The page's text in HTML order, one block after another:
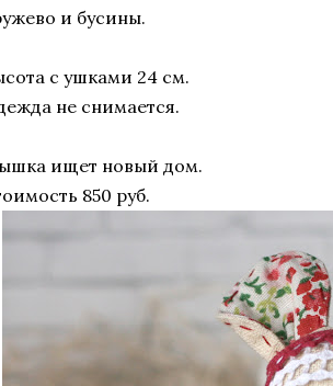
и бусины.
с ушками 24 см.
не снимается.
ищет новый дом.
850 руб.